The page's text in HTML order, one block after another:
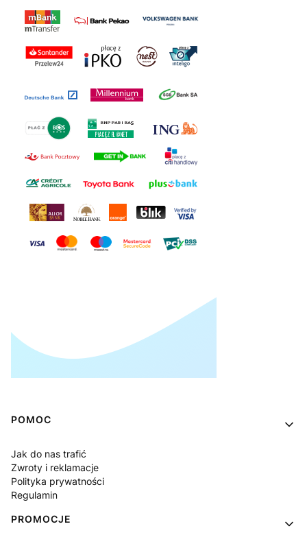
Linki w stopce
POMOC
Jak do nas trafić
Zwroty i reklamacje
Polityka prywatności
Regulamin
PROMOCJE